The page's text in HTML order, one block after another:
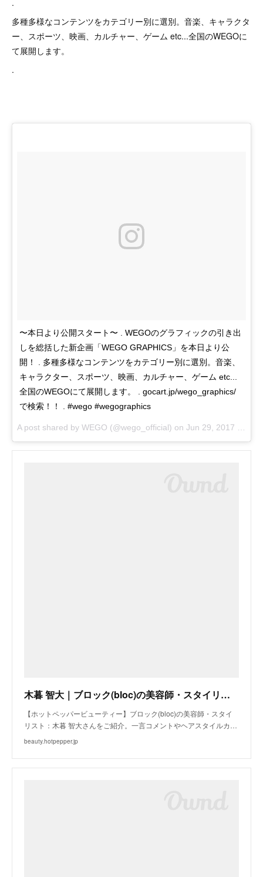
.
多種多様なコンテンツをカテゴリー別に選別。音楽、キャラクタ
ー、スポーツ、映画、カルチャー、ゲーム etc...全国のWEGOに
て展開します。
.
〜本日より公開スタート〜 . WEGOのグラフィックの引き出
しを総括した新企画「WEGO GRAPHICS」を本日より公
開！ . 多種多様なコンテンツをカテゴリー別に選別。音楽、
キャラクター、スポーツ、映画、カルチャー、ゲーム etc...
全国のWEGOにて展開します。 . gocart.jp/wego_graphics/
で検索！！ . #wego #wegographics
A post shared by WEGO (@wego_official) on Jun 29, 2017 at 9:53pm PDT
木暮 智大｜ブロック(bloc)の美容師・スタイリスト｜ホットペッパービューティー
【ホットペッパービューティー】ブロック(bloc)の美容師・スタイ
リスト：木暮 智大さんをご紹介。一言コメントやヘアスタイルカ…
beauty.hotpepper.jp